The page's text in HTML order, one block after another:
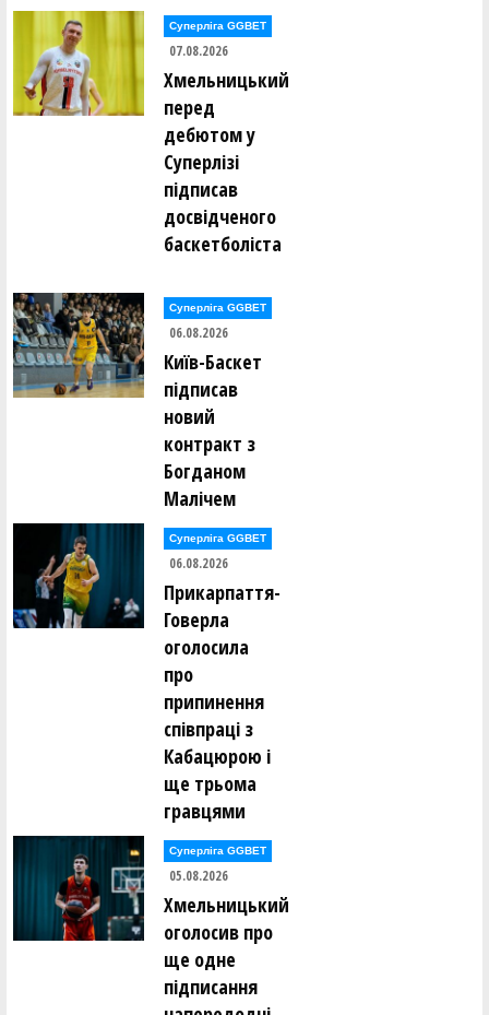
Євген Заікін ()
Владислав Закіров ()
Олександр Закревський ()
Валерій Залевський ()
Нікіта Захарченко ()
Леонід Зелінський ()
Костянтин Іванов ()
Денис Івахнін ()
Ігор Іващенко ()
Антон Івченко ()
Владислав Ісаченко ()
Станіслав Каковкін ()
Богдан Капелян ()
Микита Каравашкін ()
Даніїл Карпов ()
Владислав Кікоть ()
Ігор Кісліцин ()
Антон Кітаєв ()
Марина Коваль ()
Вадим Ковальов ()
Максим Ковтун ()
Ярослав Кожушко ()
Олександр Коломієць ()
Андрій Кондратенко ()
Андрій Коростильов ()
Катерина Коротюк ()
Костянтин Котов ()
Максим Кравець ()
Олексій Кравченко ()
Микита Красюк ()
Юрій Кривун ()
Юрій Кривун ()
Олександр Кубашевський ()
Данило Кузьменко ()
Суперліга GGBET
07.08.2026
Хмельницький
перед
дебютом у
Суперлізі
підписав
досвідченого
баскетболіста
Суперліга GGBET
06.08.2026
Київ-Баскет
підписав
новий
контракт з
Богданом
Малічем
Суперліга GGBET
06.08.2026
Прикарпаття-
Говерла
оголосила
про
припинення
співпраці з
Кабацюрою і
ще трьома
гравцями
Суперліга GGBET
05.08.2026
Хмельницький
оголосив про
ще одне
підписання